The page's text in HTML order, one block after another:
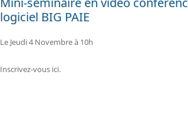
logiciel BIG PAIE
Le Jeudi 4 Novembre à 10h
Inscrivez-vous ici.